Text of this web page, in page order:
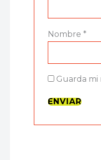
Nombre *
Guarda